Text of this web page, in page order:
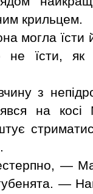
крильцем.
могла їсти
не їсти,
з
на косі
—
—